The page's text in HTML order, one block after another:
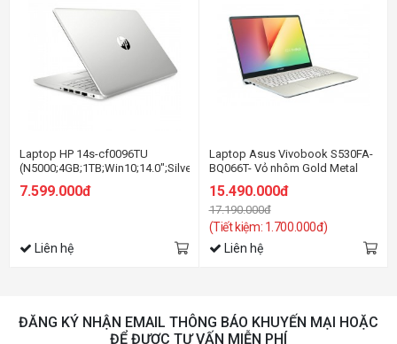
Laptop HP 14s-cf0096TU
(N5000;4GB;1TB;Win10;14.0";Silver)
(6ZF41PA)
7.599.000đ
Liên hệ
Laptop Asus Vivobook S530FA-
BQ066T- Vỏ nhôm Gold Metal
15.490.000đ
17.190.000đ
(Tiết kiệm: 1.700.000đ)
Liên hệ
ĐĂNG KÝ NHẬN EMAIL THÔNG BÁO KHUYẾN MẠI HOẶC
ĐỂ ĐƯỢC TƯ VẤN MIỄN PHÍ